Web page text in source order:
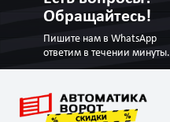
Обращайтесь!
Пишите нам в WhatsApp
ответим в течении минуты.